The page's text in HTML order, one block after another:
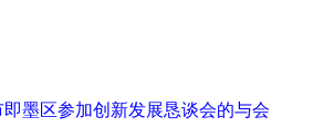
墨区参加创新发展恳谈会的与会